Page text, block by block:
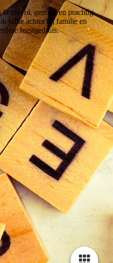
gezond en prachtig
jullie achter bij familie en
feestgedruis.